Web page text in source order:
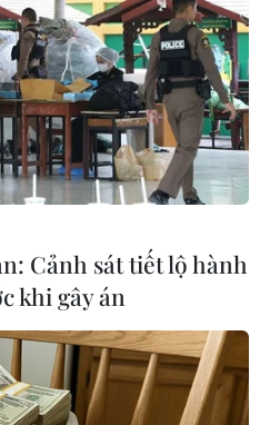
#Chống phá Nhà nước
an tỉnh Bạc Liêu
Cảnh sát tiết lộ hành
khi gây án